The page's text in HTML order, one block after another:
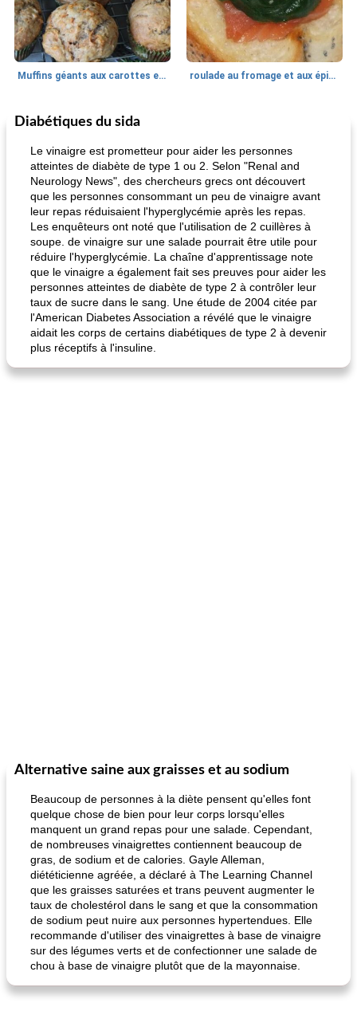
Muffins géants aux carottes et à la banane de Nif roulade au fromage et aux épinards
30
Marques de confiance: recettes et
fiesta tostadas le méga's jopp joes
Diabétiques du sida
Le vinaigre est prometteur pour aider les personnes
atteintes de diabète de type 1 ou 2. Selon "Renal and
Neurology News", des chercheurs grecs ont découvert
que les personnes consommant un peu de vinaigre avant
leur repas réduisaient l'hyperglycémie après les repas.
Les enquêteurs ont noté que l'utilisation de 2 cuillères à
soupe. de vinaigre sur une salade pourrait être utile pour
réduire l'hyperglycémie. La chaîne d'apprentissage note
que le vinaigre a également fait ses preuves pour aider les
personnes atteintes de diabète de type 2 à contrôler leur
taux de sucre dans le sang. Une étude de 2004 citée par
l'American Diabetes Association a révélé que le vinaigre
aidait les corps de certains diabétiques de type 2 à devenir
plus réceptifs à l'insuline.
Alternative saine aux graisses et au sodium
Beaucoup de personnes à la diète pensent qu'elles font
quelque chose de bien pour leur corps lorsqu'elles
manquent un grand repas pour une salade. Cependant,
de nombreuses vinaigrettes contiennent beaucoup de
gras, de sodium et de calories. Gayle Alleman,
diététicienne agréée, a déclaré à The Learning Channel
que les graisses saturées et trans peuvent augmenter le
taux de cholestérol dans le sang et que la consommation
de sodium peut nuire aux personnes hypertendues. Elle
recommande d'utiliser des vinaigrettes à base de vinaigre
sur des légumes verts et de confectionner une salade de
chou à base de vinaigre plutôt que de la mayonnaise.